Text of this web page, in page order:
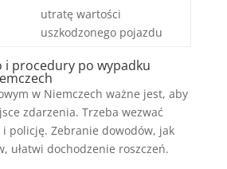
utratę wartości
uszkodzonego pojazdu
i procedury po wypadku
w Niemczech ważne jest, aby
zdarzenia. Trzeba wezwać
i policję. Zebranie dowodów, jak
ułatwi dochodzenie roszczeń.